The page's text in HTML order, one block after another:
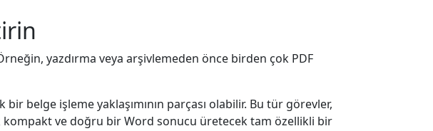
yazdırma veya arşivlemeden önce birden çok PDF
belge işleme yaklaşımının parçası olabilir. Bu tür görevler,
kompakt ve doğru bir Word sonucu üretecek tam özellikli bir